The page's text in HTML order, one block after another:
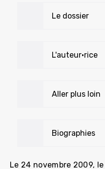
Le dossier
L'auteur•rice
Aller plus loin
Biographies
Le 24 novembre 2009,